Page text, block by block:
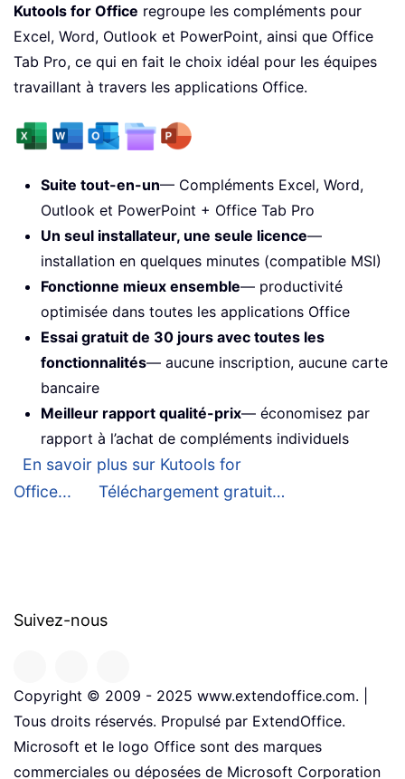
Kutools for Office regroupe les compléments pour
Excel, Word, Outlook et PowerPoint, ainsi que Office
Tab Pro, ce qui en fait le choix idéal pour les équipes
travaillant à travers les applications Office.
Suite tout-en-un— Compléments Excel, Word,
Outlook et PowerPoint + Office Tab Pro
Un seul installateur, une seule licence—
installation en quelques minutes (compatible MSI)
Fonctionne mieux ensemble— productivité
optimisée dans toutes les applications Office
Essai gratuit de 30 jours avec toutes les
fonctionnalités— aucune inscription, aucune carte
bancaire
Meilleur rapport qualité-prix— économisez par
rapport à l’achat de compléments individuels
En savoir plus sur Kutools for
Office...
Téléchargement gratuit…
Suivez-nous
Copyright © 2009 - 2025 www.extendoffice.com. |
Tous droits réservés. Propulsé par ExtendOffice.
Microsoft et le logo Office sont des marques
commerciales ou déposées de Microsoft Corporation